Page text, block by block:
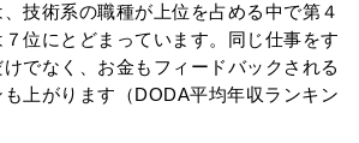
技術系の職種が上位を占める中で第４
位にとどまっています。同じ仕事をす
でなく、お金もフィードバックされる
上がります（DODA平均年収ランキン